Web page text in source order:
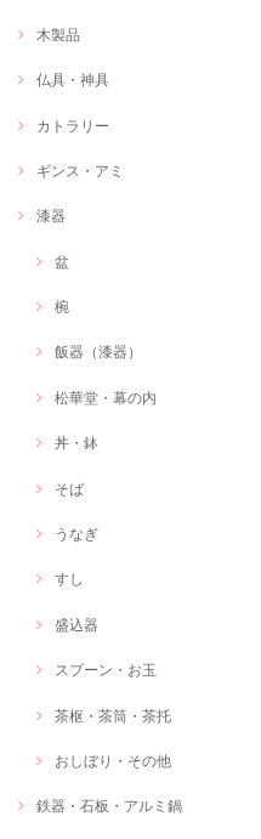
木製品
仏具・神具
カトラリー
ギンス・アミ
漆器
盆
椀
飯器（漆器）
松華堂・幕の内
丼・鉢
そば
うなぎ
すし
盛込器
スプーン・お玉
茶枢・茶筒・茶托
おしぼり・その他
鉄器・石板・アルミ鍋